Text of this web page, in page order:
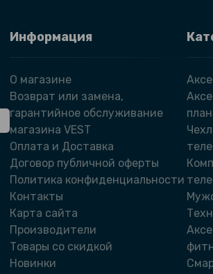
Информация
О магазине
Возврат или замена,
гарантийное обслуживание
магазина VEST
Оплата и Доставка
Договор публичной оферты
Политика конфиденциальности
Контакты
Карта сайта
Производители
Товары со скидкой
Новинки